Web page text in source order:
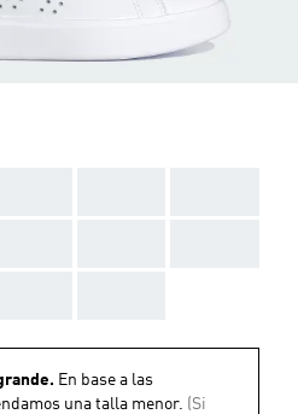
En base a las
una talla menor. (Si